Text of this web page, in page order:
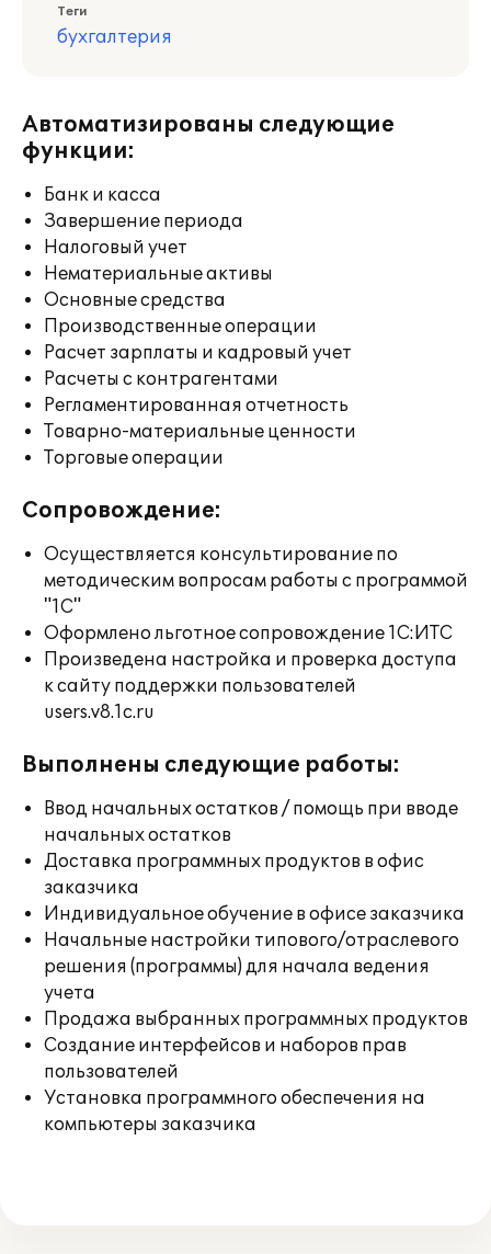
Теги
бухгалтерия
Автоматизированы следующие
функции:
Банк и касса
Завершение периода
Налоговый учет
Нематериальные активы
Основные средства
Производственные операции
Расчет зарплаты и кадровый учет
Расчеты с контрагентами
Регламентированная отчетность
Товарно-материальные ценности
Торговые операции
Сопровождение:
Осуществляется консультирование по
методическим вопросам работы с программой
"1С"
Оформлено льготное сопровождение 1С:ИТС
Произведена настройка и проверка доступа
к сайту поддержки пользователей
users.v8.1c.ru
Выполнены следующие работы:
Ввод начальных остатков / помощь при вводе
начальных остатков
Доставка программных продуктов в офис
заказчика
Индивидуальное обучение в офисе заказчика
Начальные настройки типового/отраслевого
решения (программы) для начала ведения
учета
Продажа выбранных программных продуктов
Создание интерфейсов и наборов прав
пользователей
Установка программного обеспечения на
компьютеры заказчика